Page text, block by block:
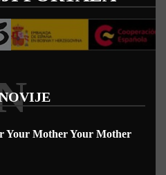
Your Mother Your Mother